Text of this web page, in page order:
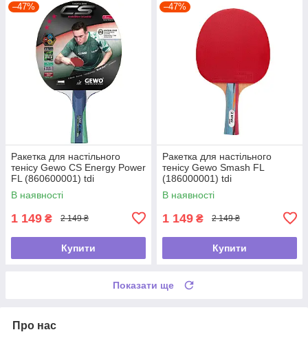
–47%
Ракетка для настільного
тенісу Gewo CS Energy Power
FL (860600001) tdi
В наявності
1 149 ₴ 2 149 ₴
Купити
–47%
Ракетка для настільного
тенісу Gewo Smash FL
(186000001) tdi
В наявності
1 149 ₴ 2 149 ₴
Купити
Показати ще
Про нас